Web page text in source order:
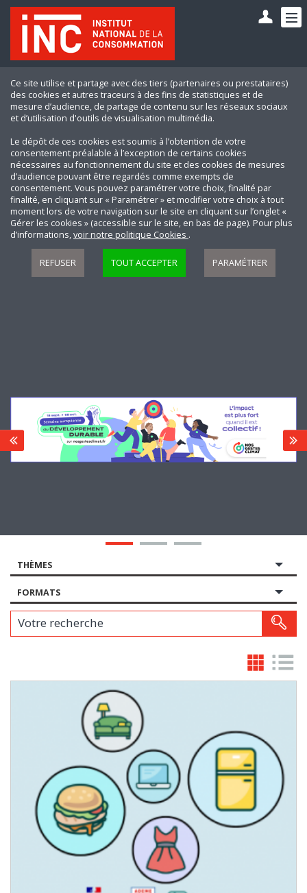
Ce site utilise et partage avec des tiers (partenaires ou prestataires)
des cookies et autres traceurs à des fins de statistiques et de
mesure d’audience, de partage de contenu sur les réseaux sociaux
et d’utilisation d'outils de visualisation multimédia.
Le dépôt de ces cookies est soumis à l’obtention de votre
consentement préalable à l’exception de certains cookies
nécessaires au fonctionnement du site et des cookies de mesures
d’audience pouvant être regardés comme exempts de
consentement. Vous pouvez paramétrer votre choix, finalité par
finalité, en cliquant sur « Paramétrer » et modifier votre choix à tout
moment lors de votre navigation sur le site en cliquant sur l’onglet «
Gérer les cookies » (accessible sur le site, en bas de page). Pour plus
d’informations,voir notre politique Cookies .
REFUSER TOUT ACCEPTER PARAMÉTRER
THÈMES
FORMATS
Votre recherche